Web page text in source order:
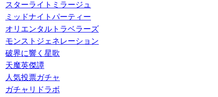
スターライトミラージュ
ミッドナイトパーティー
オリエンタルトラベラーズ
モンストジェネレーション
破界に響く星歌
天魔英傑譚
人気投票ガチャ
ガチャリドラボ